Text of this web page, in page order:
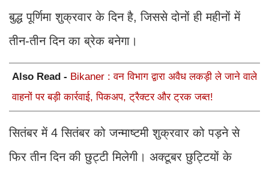
बुद्ध पूर्णिमा शुक्रवार के दिन है, जिससे दोनों ही महीनों में
तीन-तीन दिन का ब्रेक बनेगा।
Also Read - Bikaner : वन विभाग द्वारा अवैध लकड़ी ले जाने वाले
वाहनों पर बड़ी कार्रवाई, पिकअप, ट्रैक्टर और ट्रक जब्त!
सितंबर में 4 सितंबर को जन्माष्टमी शुक्रवार को पड़ने से
फिर तीन दिन की छुट्टी मिलेगी। अक्टूबर छुट्टियों के